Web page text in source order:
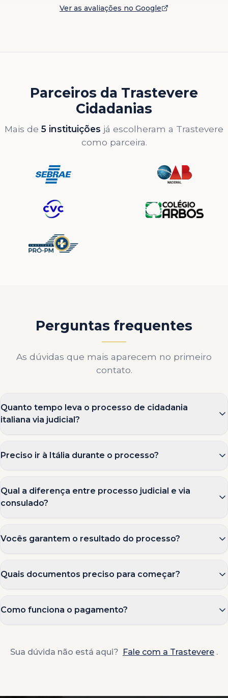
Ver as avaliações no Google
Parceiros da Trastevere
Cidadanias
Mais de 5 instituições já escolheram a Trastevere
como parceira.
Perguntas frequentes
As dúvidas que mais aparecem no primeiro
contato.
Quanto tempo leva o processo de cidadania
italiana via judicial?
Preciso ir à Itália durante o processo?
Qual a diferença entre processo judicial e via
consulado?
Vocês garantem o resultado do processo?
Quais documentos preciso para começar?
Como funciona o pagamento?
Sua dúvida não está aqui? Fale com a Trastevere .